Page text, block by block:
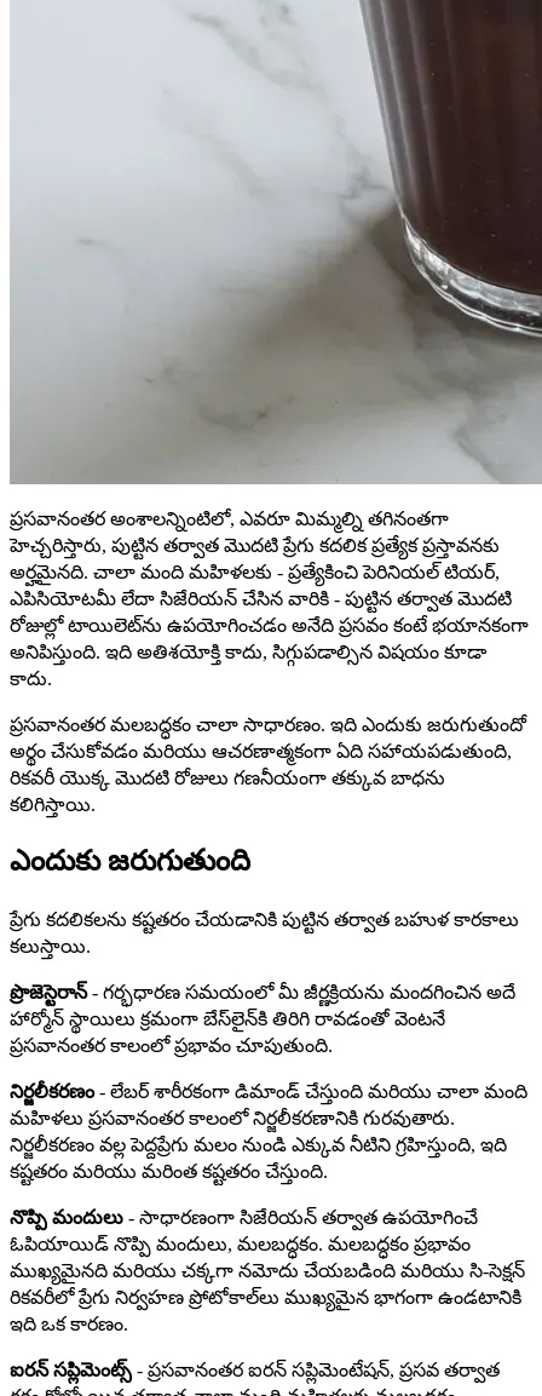
ప్రసవానంతర అంశాలన్నింటిలో, ఎవరూ మిమ్మల్ని తగినంతగా
హెచ్చరిస్తారు, పుట్టిన తర్వాత మొదటి ప్రేగు కదలిక ప్రత్యేక ప్రస్తావనకు
అర్హమైనది. చాలా మంది మహిళలకు - ప్రత్యేకించి పెరినియల్ టియర్,
ఎపిసియోటమీ లేదా సిజేరియన్ చేసిన వారికి - పుట్టిన తర్వాత మొదటి
రోజుల్లో టాయిలెట్‌ను ఉపయోగించడం అనేది ప్రసవం కంటే భయానకంగా
అనిపిస్తుంది. ఇది అతిశయోక్తి కాదు, సిగ్గుపడాల్సిన విషయం కూడా
కాదు.
ప్రసవానంతర మలబద్ధకం చాలా సాధారణం. ఇది ఎందుకు జరుగుతుందో
అర్థం చేసుకోవడం మరియు ఆచరణాత్మకంగా ఏది సహాయపడుతుంది,
రికవరీ యొక్క మొదటి రోజులు గణనీయంగా తక్కువ బాధను
కలిగిస్తాయి.
ఎందుకు జరుగుతుంది
ప్రేగు కదలికలను కష్టతరం చేయడానికి పుట్టిన తర్వాత బహుళ కారకాలు
కలుస్తాయి.
ప్రొజెస్టెరాన్- గర్భధారణ సమయంలో మీ జీర్ణక్రియను మందగించిన అదే
హార్మోన్ స్థాయిలు క్రమంగా బేస్‌లైన్‌కి తిరిగి రావడంతో వెంటనే
ప్రసవానంతర కాలంలో ప్రభావం చూపుతుంది.
నిర్జలీకరణం- లేబర్ శారీరకంగా డిమాండ్ చేస్తుంది మరియు చాలా మంది
మహిళలు ప్రసవానంతర కాలంలో నిర్జలీకరణానికి గురవుతారు.
నిర్జలీకరణం వల్ల పెద్దప్రేగు మలం నుండి ఎక్కువ నీటిని గ్రహిస్తుంది, ఇది
కష్టతరం మరియు మరింత కష్టతరం చేస్తుంది.
నొప్పి మందులు - సాధారణంగా సిజేరియన్ తర్వాత ఉపయోగించే
ఓపియాయిడ్ నొప్పి మందులు, మలబద్ధకం. మలబద్ధకం ప్రభావం
ముఖ్యమైనది మరియు చక్కగా నమోదు చేయబడింది మరియు సి-సెక్షన్
రికవరీలో ప్రేగు నిర్వహణ ప్రోటోకాల్‌లు ముఖ్యమైన భాగంగా ఉండటానికి
ఇది ఒక కారణం.
ఐరన్ సప్లిమెంట్స్ - ప్రసవానంతర ఐరన్ సప్లిమెంటేషన్, ప్రసవ తర్వాత